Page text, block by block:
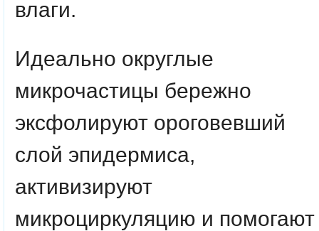
влаги.
Идеально округлые
микрочастицы бережно
эксфолируют ороговевший
слой эпидермиса,
активизируют
микроциркуляцию и помогают